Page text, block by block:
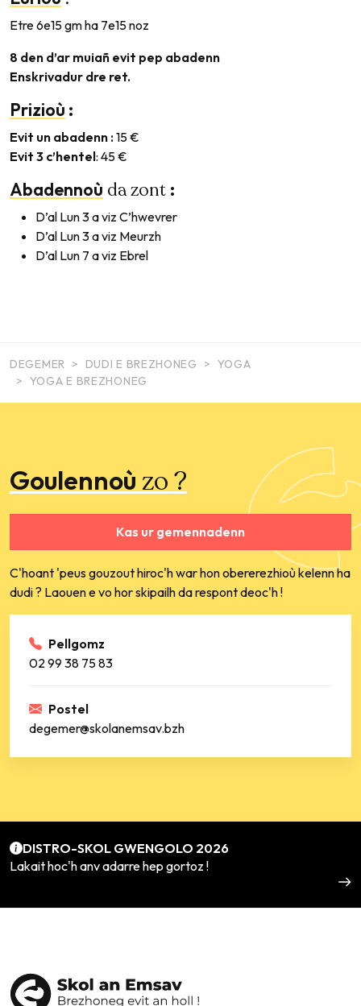
Etre 6e15 gm ha 7e15 noz
8 den d’ar muiañ evit pep abadenn
Enskrivadur dre ret.
Prizioù :
Evit un abadenn :15 €
Evit 3 c’hentel: 45 €
Abadennoù da zont :
D’al Lun 3 a viz C’hwevrer
D’al Lun 3 a viz Meurzh
D’al Lun 7 a viz Ebrel
DEGEMER DUDI E BREZHONEG
YOGA
YOGA E BREZHONEG
Goulennoù zo ?
Kas ur gemennadenn
C'hoant 'peus gouzout hiroc'h war hon obererezhioù kelenn ha
dudi ? Laouen e vo hor skipailh da respont deoc'h !
Pellgomz
02 99 38 75 83
Postel
degemer@skolanemsav.bzh
DISTRO-SKOL GWENGOLO 2026
Lakait hoc'h anv adarre hep gortoz !